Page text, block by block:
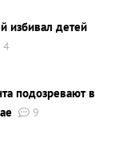
избивал детей
4
подозревают в
9